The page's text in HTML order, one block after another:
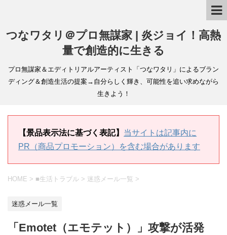
つなワタリ＠プロ無謀家 | 炎ジョイ！高熱
量で創造的に生きる
プロ無謀家＆エディトリアルアーティスト「つなワタリ」によるブラン
ディング＆創造生活の提案→自分らしく輝き、可能性を追い求めながら
生きよう！
【景品表示法に基づく表記】 当サイトは記事内に
PR（商品プロモーション）を含む場合があります
HOME > ■生活トラブル > 迷惑メール一覧 >
迷惑メール一覧
「Emotet（エモテット）」攻撃が活発